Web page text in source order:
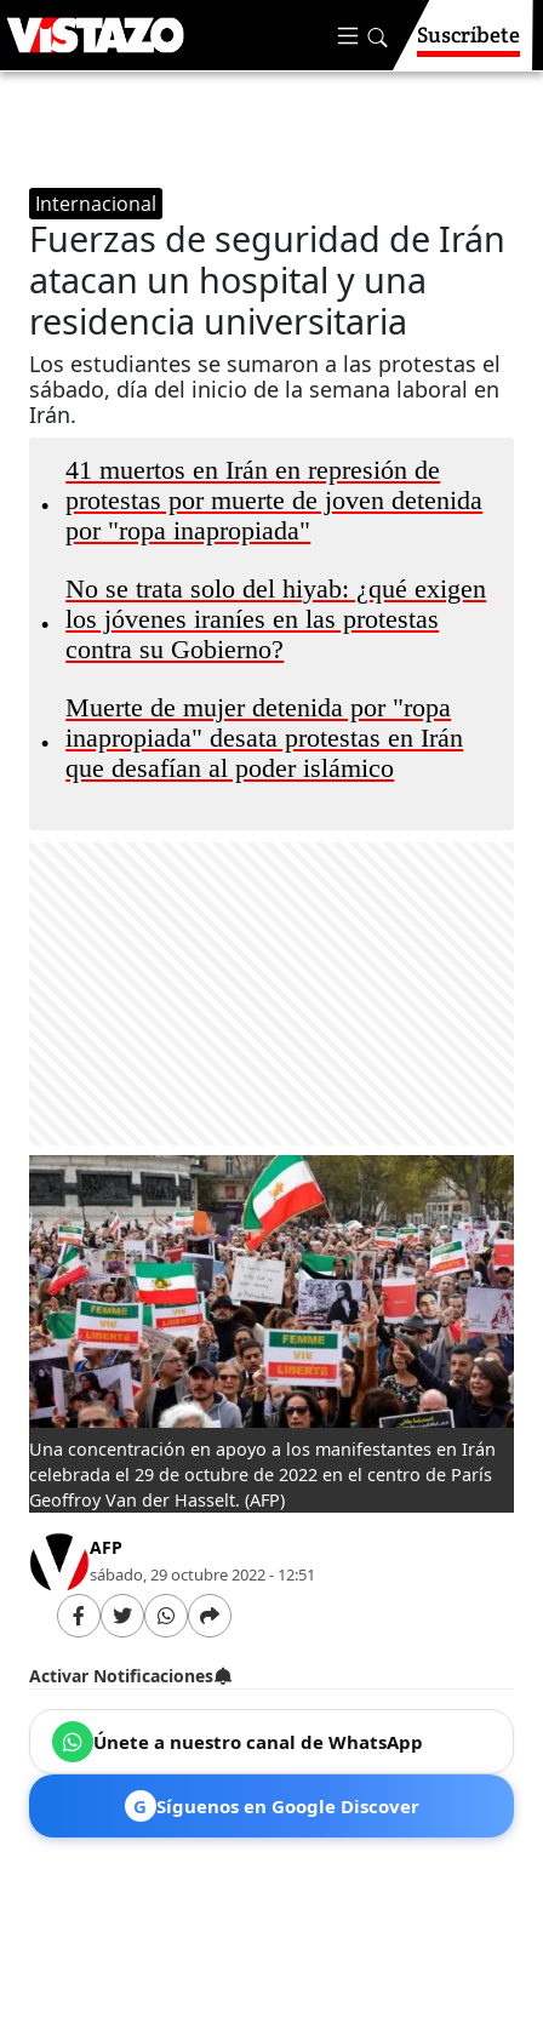
Suscríbete
Internacional
Fuerzas de seguridad de Irán
atacan un hospital y una
residencia universitaria
Los estudiantes se sumaron a las protestas el
sábado, día del inicio de la semana laboral en
Irán.
•
41 muertos en Irán en represión de
protestas por muerte de joven detenida
por "ropa inapropiada"
•
No se trata solo del hiyab: ¿qué exigen
los jóvenes iraníes en las protestas
contra su Gobierno?
•
Muerte de mujer detenida por "ropa
inapropiada" desata protestas en Irán
que desafían al poder islámico
Una concentración en apoyo a los manifestantes en Irán
celebrada el 29 de octubre de 2022 en el centro de París
Geoffroy Van der Hasselt. (AFP)
AFP
sábado, 29 octubre 2022 - 12:51
Activar Notificaciones
Únete a nuestro canal de WhatsApp
G Síguenos en Google Discover